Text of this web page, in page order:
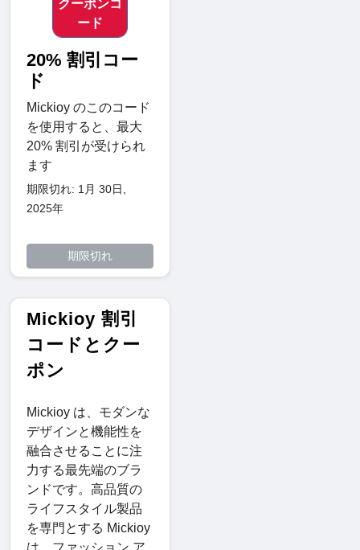
クーポンコ
ード
20% 割引コー
ド
Mickioy のこのコード
を使用すると、最大
20% 割引が受けられ
ます
期限切れ: 1月 30日,
2025年
期限切れ
Mickioy 割引
コードとクー
ポン
Mickioy は、モダンな
デザインと機能性を
融合させることに注
力する最先端のブラ
ンドです。高品質の
ライフスタイル製品
を専門とする Mickioy